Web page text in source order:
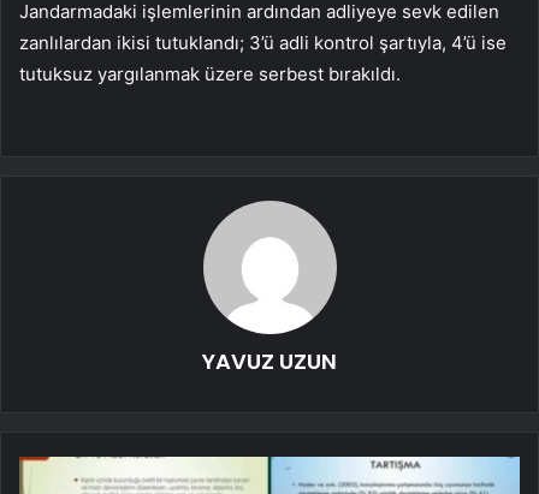
Jandarmadaki işlemlerinin ardından adliyeye sevk edilen
zanlılardan ikisi tutuklandı; 3’ü adli kontrol şartıyla, 4’ü ise
tutuksuz yargılanmak üzere serbest bırakıldı.
YAVUZ UZUN